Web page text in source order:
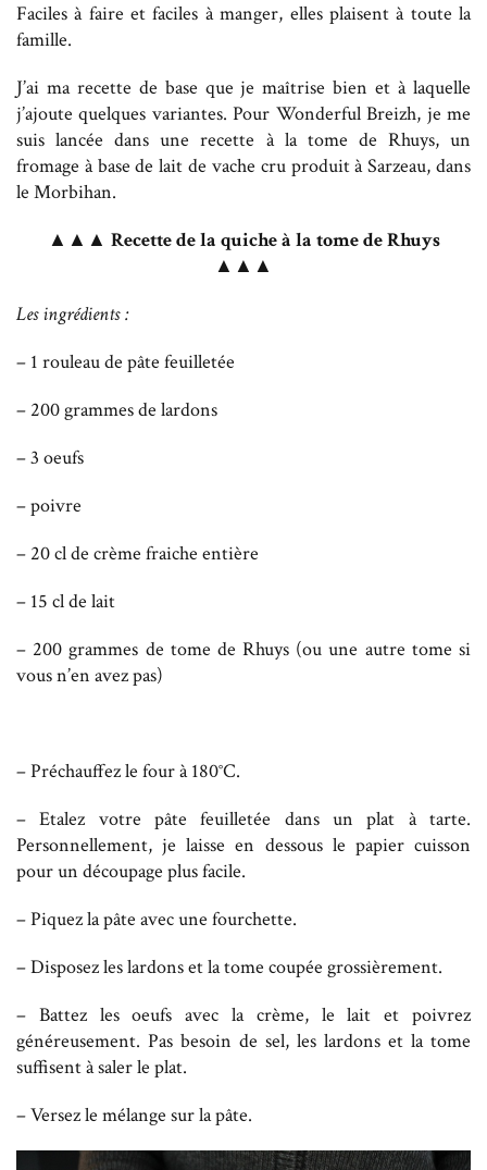
Faciles à faire et faciles à manger, elles plaisent à toute la
famille.
J’ai ma recette de base que je maîtrise bien et à laquelle
j’ajoute quelques variantes. Pour Wonderful Breizh, je me
suis lancée dans une recette à la tome de Rhuys, un
fromage à base de lait de vache cru produit à Sarzeau, dans
le Morbihan.
▲▲▲ Recette de la quiche à la tome de Rhuys
▲▲▲
Les ingrédients :
– 1 rouleau de pâte feuilletée
– 200 grammes de lardons
– 3 oeufs
– poivre
– 20 cl de crème fraiche entière
– 15 cl de lait
– 200 grammes de tome de Rhuys (ou une autre tome si
vous n’en avez pas)
– Préchauffez le four à 180°C.
– Etalez votre pâte feuilletée dans un plat à tarte.
Personnellement, je laisse en dessous le papier cuisson
pour un découpage plus facile.
– Piquez la pâte avec une fourchette.
– Disposez les lardons et la tome coupée grossièrement.
– Battez les oeufs avec la crème, le lait et poivrez
généreusement. Pas besoin de sel, les lardons et la tome
suffisent à saler le plat.
– Versez le mélange sur la pâte.